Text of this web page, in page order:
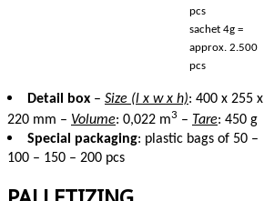
pcs
sachet 4g =
approx. 2.500
pcs
Detail box – Size (l x w x h): 400 x 255 x
220 mm – Volume: 0,022 m3 – Tare: 450 g
Special packaging: plastic bags of 50 –
100 – 150 – 200 pcs